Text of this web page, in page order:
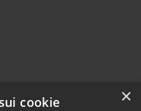
×
cookie